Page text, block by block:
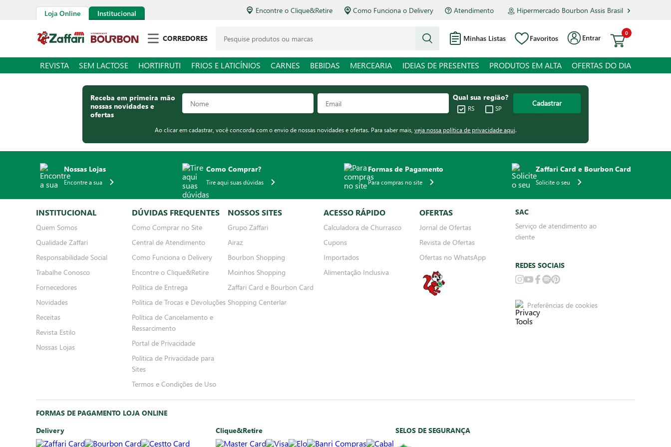
Loja Online Institucional Encontre o Clique&Retire Como Funciona o Delivery Atendimento Hipermercado Bourbon Assis Brasil
CORREDORES Minhas Listas Favoritos Entrar
0
REVISTA SEM LACTOSE HORTIFRUTI FRIOS E LATICÍNIOS CARNES BEBIDAS MERCEARIA IDEIAS DE PRESENTES PRODUTOS EM ALTA OFERTAS DO DIA
Receba em primeira mão
nossas novidades e
ofertas
Qual sua região?
RS SP
Cadastrar
Ao clicar em cadastrar, você concorda com o envio de nossas novidades e ofertas. Para saber mais, veja nossa política de privacidade aqui.
Nossas Lojas
Encontre a sua
Como Comprar?
Tire aqui suas dúvidas
Formas de Pagamento
Para compras no site
Zaffari Card e Bourbon Card
Solicite o seu
INSTITUCIONAL
Quem Somos
Qualidade Zaffari
Responsabilidade Social
Trabalhe Conosco
Fornecedores
Novidades
Receitas
Revista Estilo
Nossas Lojas
DÚVIDAS FREQUENTES
Como Comprar no Site
Central de Atendimento
Como Funciona o Delivery
Encontre o Clique&Retire
Política de Entrega
Política de Trocas e Devoluções
Política de Cancelamento e
Ressarcimento
Portal de Privacidade
Política de Privacidade para
Sites
Termos e Condições de Uso
NOSSOS SITES
Grupo Zaffari
Airaz
Bourbon Shopping
Moinhos Shopping
Zaffari Card e Bourbon Card
Shopping Centerlar
ACESSO RÁPIDO
Calculadora de Churrasco
Cupons
Importados
Alimentação Inclusiva
OFERTAS
Jornal de Ofertas
Revista de Ofertas
Ofertas no WhatsApp
SAC
Serviço de atendimento ao
cliente
REDES SOCIAIS
Preferências de cookies
FORMAS DE PAGAMENTO LOJA ONLINE
Delivery
Clique&Retire SELOS DE SEGURANÇA